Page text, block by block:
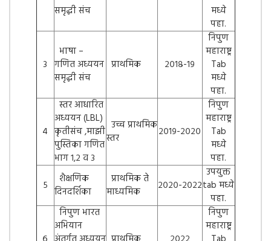
समृद्धी संच
मध्ये
पहा.
३
भाषा –
गणित अध्ययन
समृद्धी संच
प्राथमिक २०१८-१९
निपुण
महाराष्ट्र
Tab
मध्ये
पहा.
४
स्तर आधारित
अध्ययन (LBL)
कृतीसंच ,माझी
पुस्तिका गणित
भाग १,२ व ३
उच्च प्राथमिक
स्तर
२०१९-२०२०
निपुण
महाराष्ट्र
Tab
मध्ये
पहा.
५
शैक्षणिक
दिनदर्शिका
प्राथमिक ते
माध्यमिक
२०२०-२०२२
उपयुक्त
tab मध्ये
पहा.
निपुण भारत
अभियान
निपुण
महाराष्ट्र